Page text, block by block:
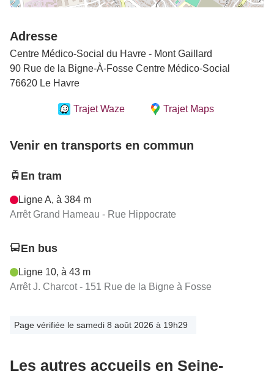
Adresse
Centre Médico-Social du Havre - Mont Gaillard
90 Rue de la Bigne-À-Fosse Centre Médico-Social
76620 Le Havre
Trajet Waze Trajet Maps
Venir en transports en commun
En tram
Ligne A, à 384 m
Arrêt Grand Hameau - Rue Hippocrate
En bus
Ligne 10, à 43 m
Arrêt J. Charcot - 151 Rue de la Bigne à Fosse
Page vérifiée le samedi 8 août 2026 à 19h29
Les autres accueils en Seine-